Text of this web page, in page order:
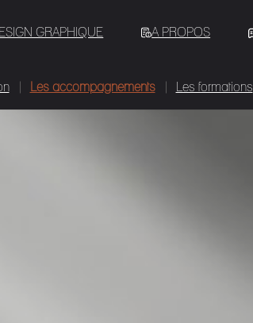
GRAPHIQUE A PROPOS
Les accompagnements Les formations